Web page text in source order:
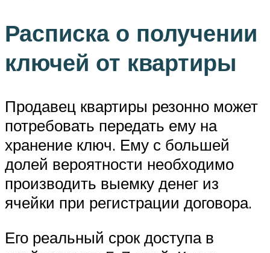
Расписка о получении
ключей от квартиры
Продавец квартиры резонно может
потребовать передать ему на
хранение ключ. Ему с большей
долей вероятности необходимо
производить выемку денег из
ячейки при регистрации договора.
Его реальный срок доступа в